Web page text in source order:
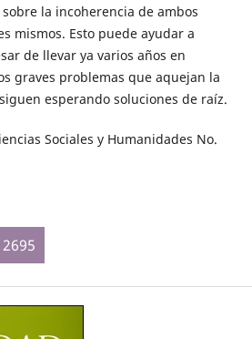
la incoherencia de ambos
mismos. Esto puede ayudar a
de llevar ya varios años en
graves problemas que aquejan la
esperando soluciones de raíz.
Sociales y Humanidades No.
2695